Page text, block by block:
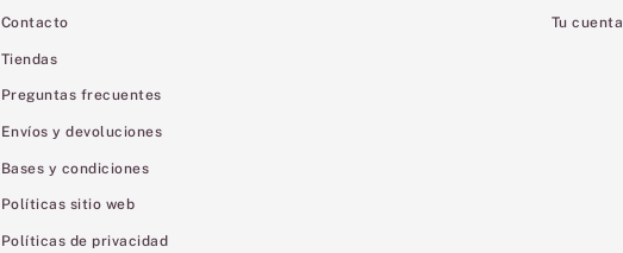
Contacto
Tiendas
Preguntas frecuentes
Envíos y devoluciones
Bases y condiciones
Políticas sitio web
Políticas de privacidad
Tu cuenta